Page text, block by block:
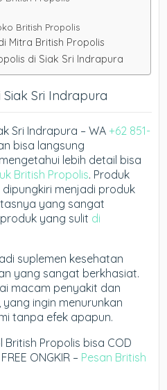
British Propolis
Mitra British Propolis
di Siak Sri Indrapura
Siak Sri Indrapura
Sri Indrapura – WA +62 851-
bisa langsung
lebih detail bisa
British Propolis. Produk
menjadi produk
yang sangat
yang sulit di
suplemen kesehatan
yang sangat berkhasiat.
macam penyakit dan
ingin menurunkan
tanpa efek apapun.
Propolis bisa COD
ONGKIR – Pesan British